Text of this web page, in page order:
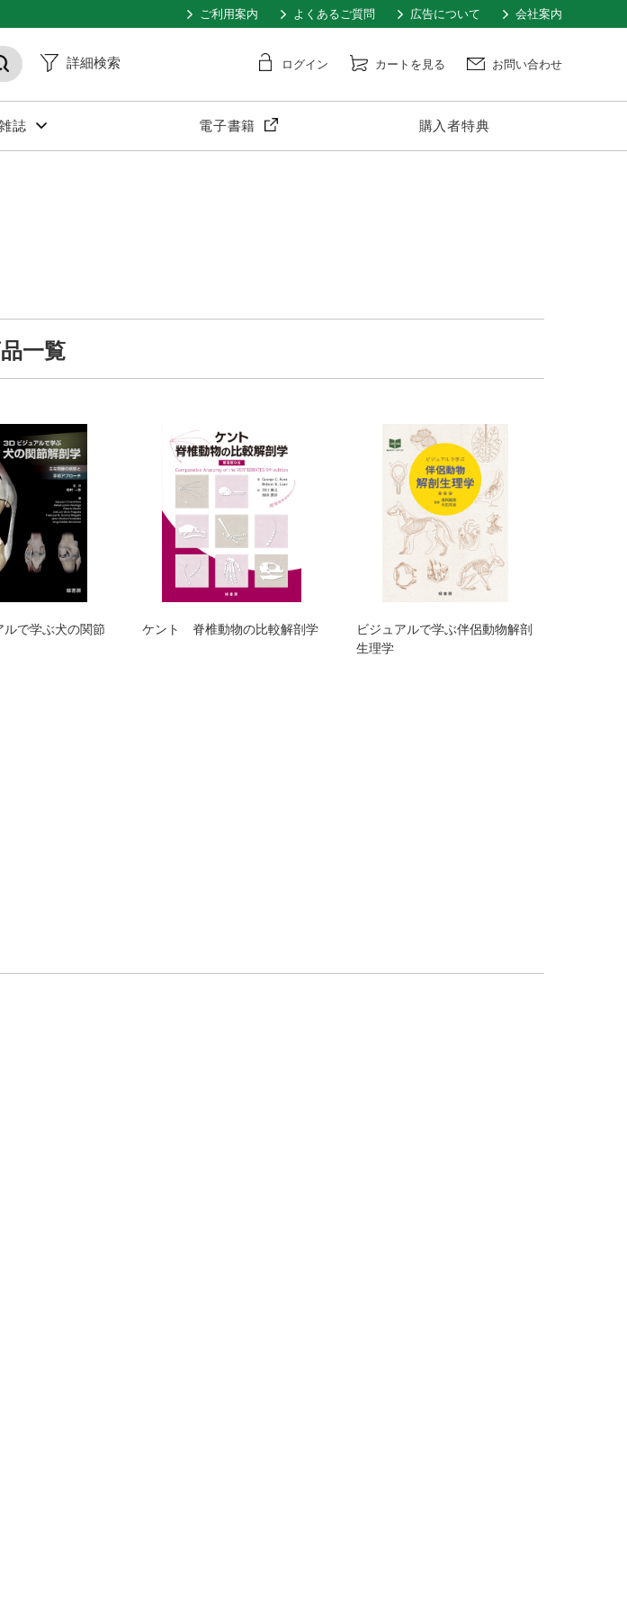
ご利用案内 よくあるご質問 広告について 会社案内
詳細検索 ログイン カートを見る お問い合わせ
誌 電子書籍 購入者特典
一覧
ルで学ぶ犬の関節
ケント 脊椎動物の比較解剖学
ビジュアルで学ぶ伴侶動物解剖
生理学